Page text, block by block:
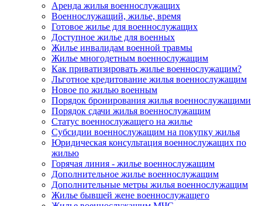
Аренда жилья военнослужащих
Военнослужащий, жилье, время
Готовое жилье для военнослужащих
Доступное жилье для военных
Жилье инвалидам военной травмы
Жилье многодетным военнослужащим
Как приватизировать жилье военнослужащим?
Льготное кредитование жилья военнослужащим
Новое по жилью военным
Порядок бронирования жилья военнослужащими
Порядок сдачи жилья военнослужащим
Статус военнослужащего на жилье
Субсидии военнослужащим на покупку жилья
Юридическая консультация военнослужащих по
жилью
Горячая линия - жилье военнослужащим
Дополнительное жилье военнослужащим
Дополнительные метры жилья военнослужащим
Жилье бывшей жене военнослужащего